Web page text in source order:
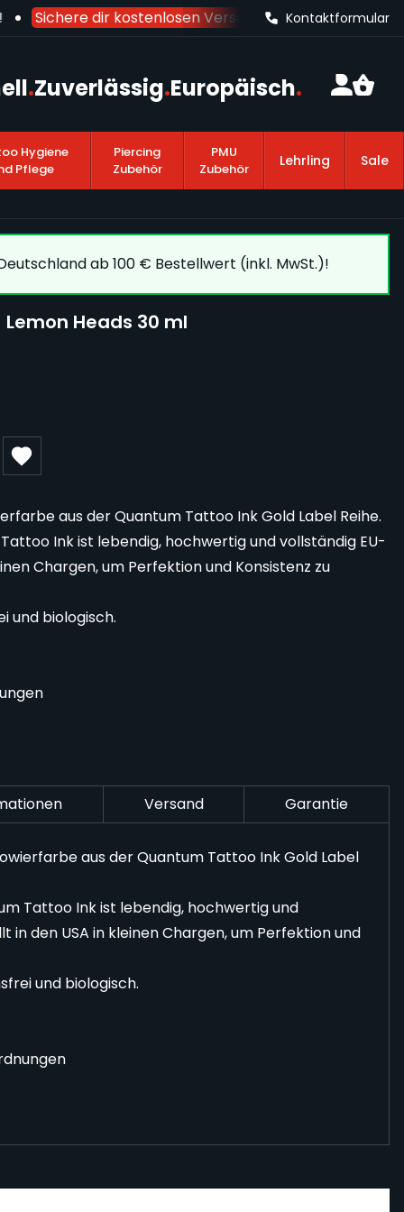
Sichere dir kostenlosen Versand nach Deutschland
Kontaktformular
.Zuverlässig.Europäisch.
Hygiene
Pflege
Piercing
Zubehör
PMU
Zubehör
Lehrling Sale
ab 100 € Bestellwert (inkl. MwSt.)!
Heads 30 ml
aus der Quantum Tattoo Ink Gold Label Reihe.
Ink ist lebendig, hochwertig und vollständig EU-
Chargen, um Perfektion und Konsistenz zu
und biologisch.
Versand Garantie
aus der Quantum Tattoo Ink Gold Label
Tattoo Ink ist lebendig, hochwertig und
in den USA in kleinen Chargen, um Perfektion und
und biologisch.